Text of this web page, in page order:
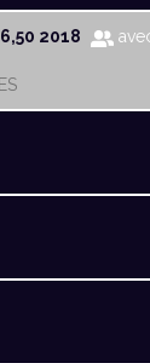
2018